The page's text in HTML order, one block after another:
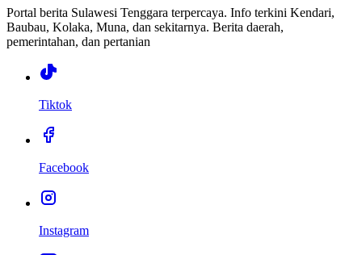
Portal berita Sulawesi Tenggara terpercaya. Info terkini Kendari,
Baubau, Kolaka, Muna, dan sekitarnya. Berita daerah,
pemerintahan, dan pertanian
Tiktok
Facebook
Instagram